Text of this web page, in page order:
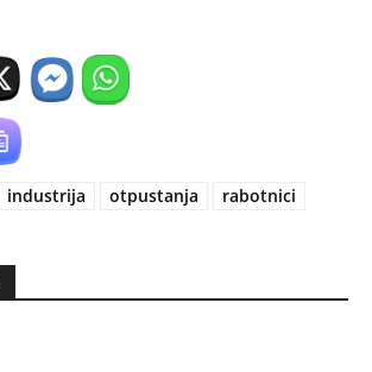
industrija otpustanja
rabotnici